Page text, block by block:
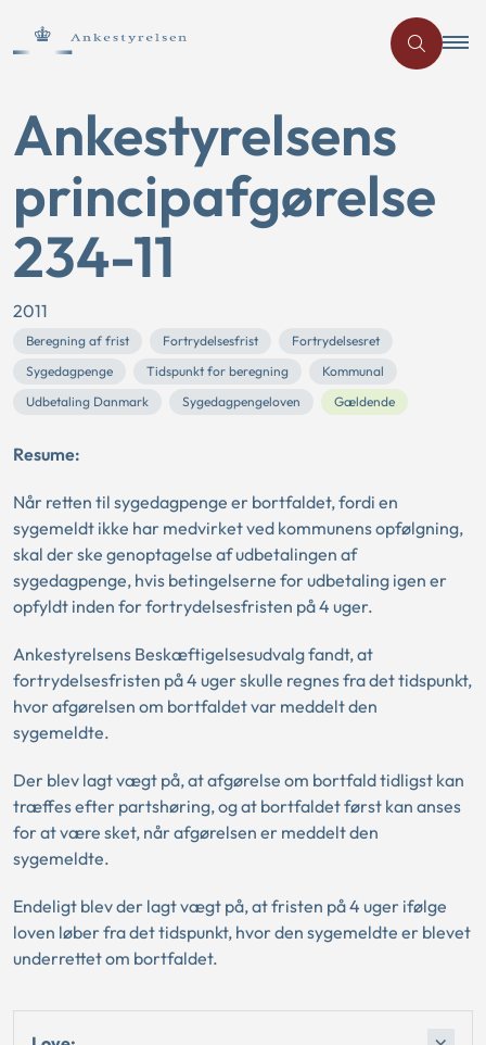
Ankestyrelsens
principafgørelse
234-11
2011
Beregning af frist Fortrydelsesfrist
Fortrydelsesret
Sygedagpenge
Tidspunkt for beregning
Kommunal
Udbetaling Danmark
Sygedagpengeloven Gældende
Resume:
Når retten til sygedagpenge er bortfaldet, fordi en
sygemeldt ikke har medvirket ved kommunens opfølgning,
skal der ske genoptagelse af udbetalingen af
sygedagpenge, hvis betingelserne for udbetaling igen er
opfyldt inden for fortrydelsesfristen på 4 uger.
Ankestyrelsens Beskæftigelsesudvalg fandt, at
fortrydelsesfristen på 4 uger skulle regnes fra det tidspunkt,
hvor afgørelsen om bortfaldet var meddelt den
sygemeldte.
Der blev lagt vægt på, at afgørelse om bortfald tidligst kan
træffes efter partshøring, og at bortfaldet først kan anses
for at være sket, når afgørelsen er meddelt den
sygemeldte.
Endeligt blev der lagt vægt på, at fristen på 4 uger ifølge
loven løber fra det tidspunkt, hvor den sygemeldte er blevet
underrettet om bortfaldet.